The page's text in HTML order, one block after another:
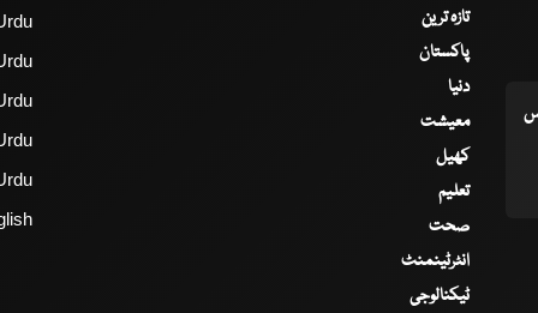
تازہ ترین
پاکستان
دنیا
معیشت
کھیل
تعلیم
صحت
انٹرٹینمنٹ
ٹیکنالوجی